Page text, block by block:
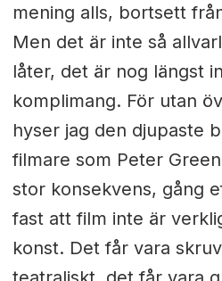
mening alls, bortsett
Men det är inte så
låter, det är nog längst
komplimang. För utan
hyser jag den djupaste
filmare som Peter
stor konsekvens, gång
fast att film inte är
konst. Det får vara